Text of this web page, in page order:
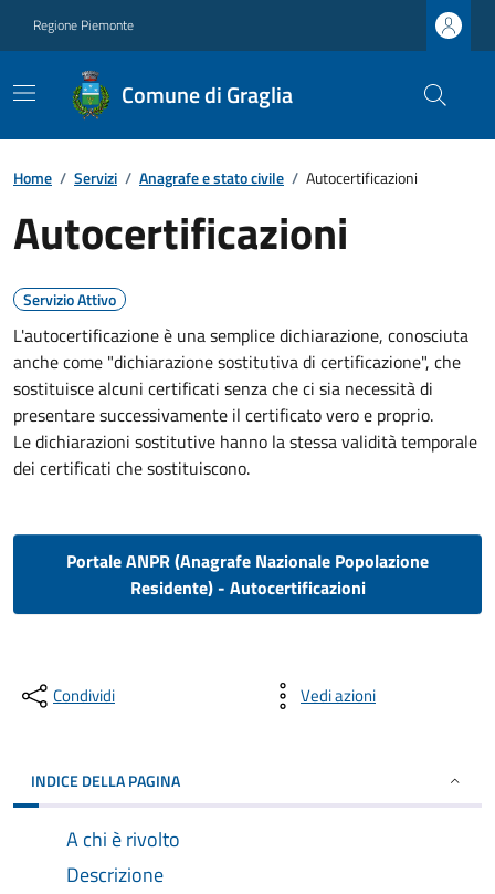
Regione Piemonte
Comune di Graglia
Home / Servizi / Anagrafe e stato civile / Autocertificazioni
Autocertificazioni
Servizio Attivo
L'autocertificazione è una semplice dichiarazione, conosciuta
anche come "dichiarazione sostitutiva di certificazione", che
sostituisce alcuni certificati senza che ci sia necessità di
presentare successivamente il certificato vero e proprio.
Le dichiarazioni sostitutive hanno la stessa validità temporale
dei certificati che sostituiscono.
Portale ANPR (Anagrafe Nazionale Popolazione
Residente) - Autocertificazioni
Condividi Vedi azioni
INDICE DELLA PAGINA
A chi è rivolto
Descrizione